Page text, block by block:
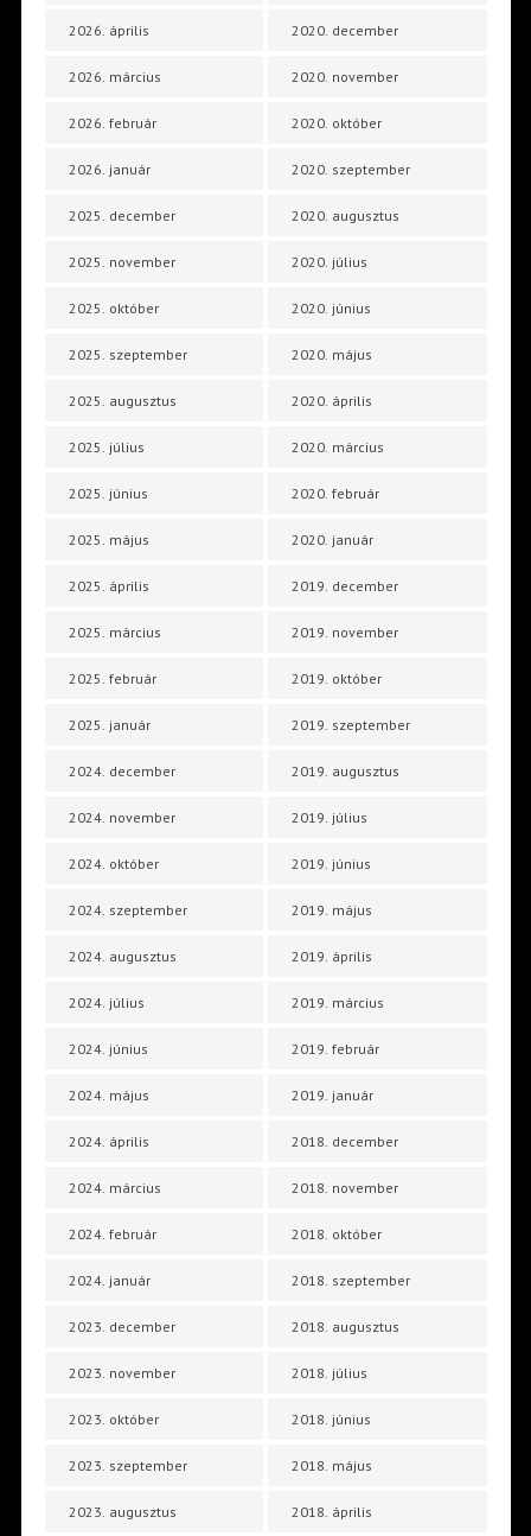
2026. április
2026. március
2026. február
2026. január
2025. december
2025. november
2025. október
2025. szeptember
2025. augusztus
2025. július
2025. június
2025. május
2025. április
2025. március
2025. február
2025. január
2024. december
2024. november
2024. október
2024. szeptember
2024. augusztus
2024. július
2024. június
2024. május
2024. április
2024. március
2024. február
2024. január
2023. december
2023. november
2023. október
2023. szeptember
2023. augusztus
2020. december
2020. november
2020. október
2020. szeptember
2020. augusztus
2020. július
2020. június
2020. május
2020. április
2020. március
2020. február
2020. január
2019. december
2019. november
2019. október
2019. szeptember
2019. augusztus
2019. július
2019. június
2019. május
2019. április
2019. március
2019. február
2019. január
2018. december
2018. november
2018. október
2018. szeptember
2018. augusztus
2018. július
2018. június
2018. május
2018. április